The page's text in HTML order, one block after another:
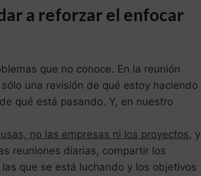
a reforzar el enfocar
que no conoce. En la reunión
una revisión de qué estoy haciendo
qué está pasando. Y, en nuestro
no las empresas ni los proyectos, y
reuniones diarias, compartir los
que se está luchando y los objetivos